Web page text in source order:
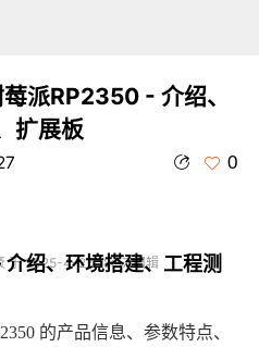
派RP2350 - 介绍、
扩展板
0
于 2025-4-27 18:57 编辑
绍、环境搭建、工程测
的产品信息、参数特点、